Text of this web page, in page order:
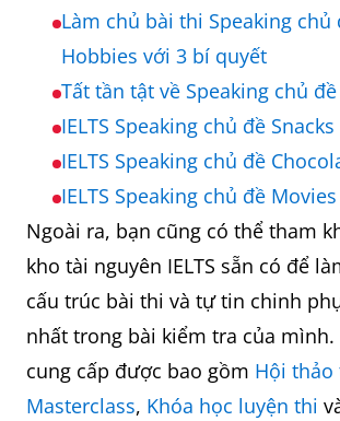
Làm chủ bài thi Speaking chủ
Hobbies với 3 bí quyết
Tất tần tật về Speaking chủ
IELTS Speaking chủ đề Snacks
IELTS Speaking chủ đề
IELTS Speaking chủ đề Movies
Ngoài ra, bạn cũng có thể tham
kho tài nguyên IELTS sẵn có để
cấu trúc bài thi và tự tin chinh
nhất trong bài kiểm tra của mình.
cung cấp được bao gồm Hội thảo
Masterclass, Khóa học luyện thi